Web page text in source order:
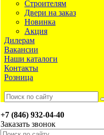
Строителям
Двери на заказ
Новинка
Акция
Дилерам
Вакансии
Наши каталоги
Контакты
Розница
+7 (846) 932-04-40
Заказать звонок